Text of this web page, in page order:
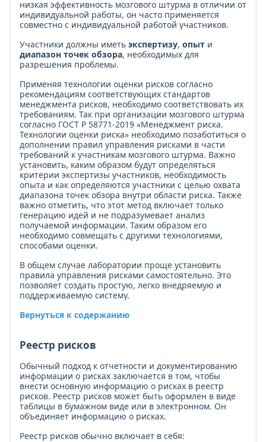
низкая эффективность мозгового штурма в отличии от
индивидуальной работы, он часто применяется
совместно с индивидуальной работой участников.
Участники должны иметь экспертизу, опыт и
диапазон точек обзора, необходимых для
разрешения проблемы.
Применяя технологии оценки рисков согласно
рекомендациям соответствующих стандартов
менеджмента рисков, необходимо соответствовать их
требованиям. Так при организации мозгового штурма
согласно ГОСТ Р 58771-2019 «Менеджмент риска.
Технологии оценки риска» необходимо позаботиться о
дополнении правил управления рисками в части
требований к участникам мозгового штурма. Важно
установить, каким образом будут определяться
критерии экспертизы участников, необходимость
опыта и как определяются участники с целью охвата
диапазона точек обзора внутри области риска. Также
важно отметить, что этот метод включает только
генерацию идей и не подразумевает анализ
получаемой информации. Таким образом его
необходимо совмещать с другими технологиями,
способами оценки.
В общем случае лаборатории проще установить
правила управления рисками самостоятельно. Это
позволяет создать простую, легко внедряемую и
поддерживаемую систему.
Вернуться к содержанию
Реестр рисков
Обычный подход к отчетности и документированию
информации о рисках заключается в том, чтобы
внести основную информацию о рисках в реестр
рисков. Реестр рисков может быть оформлен в виде
таблицы в бумажном виде или в электронном. Он
объединяет информацию о рисках.
Реестр рисков обычно включает в себя: